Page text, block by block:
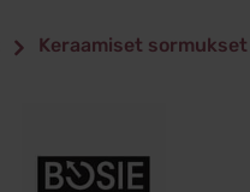
Keraamiset sormukset